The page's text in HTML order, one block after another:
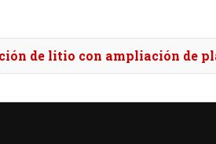
de litio con ampliación de